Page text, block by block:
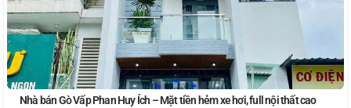
Nhà bán Gò Vấp Phan Huy Ích – Mặt tiền hẻm xe hơi, full nội thất cao